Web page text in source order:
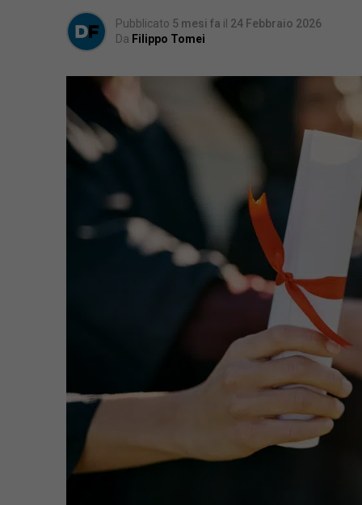
Pubblicato 5 mesi fa il 24 Febbraio 2026
Da Filippo Tomei